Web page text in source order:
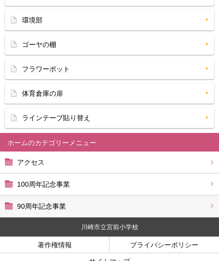
ホーム
アクセス
100周年記念事業
90周年記念事業
環境部
ゴーヤの棚
フラワーポット
体育倉庫の扉
ラインテープ貼り替え
川崎市立宮前小学校
著作権情報 プライバシーポリシー